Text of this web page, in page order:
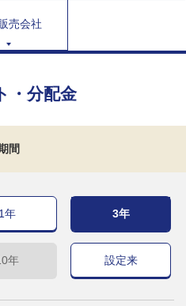
売会社
・分配金
間
1年 3年
年 設定来